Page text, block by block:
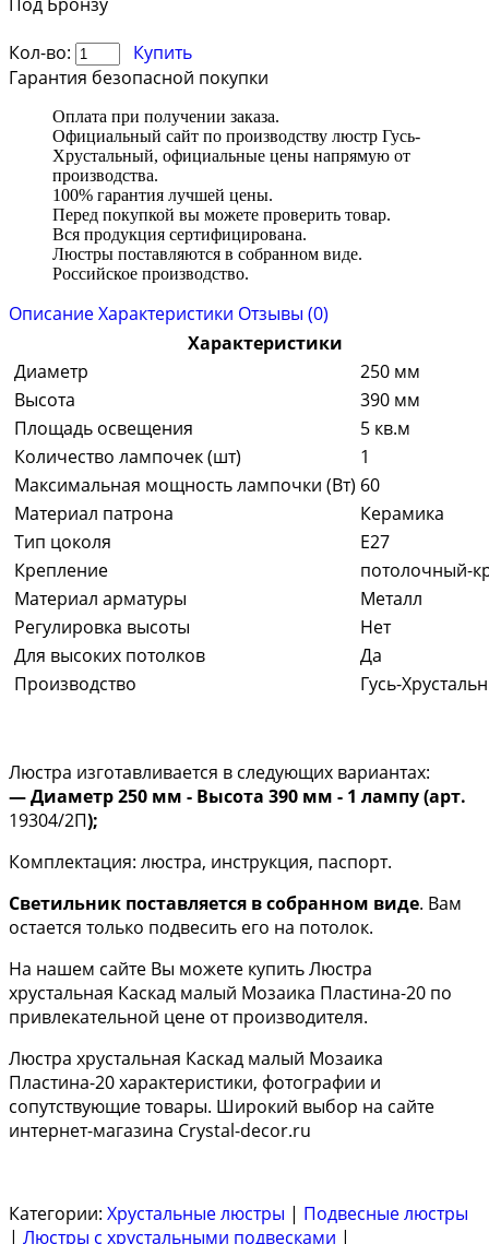
Кол-во:
Купить
Гарантия безопасной покупки
Оплата при получении заказа.
Официальный сайт по производству люстр Гусь-
Хрустальный, официальные цены напрямую от
производства.
100% гарантия лучшей цены.
Перед покупкой вы можете проверить товар.
Вся продукция сертифицирована.
Люстры поставляются в собранном виде.
Российское производство.
ОписаниеХарактеристики Отзывы (0)
Характеристики
Диаметр
250 мм
Высота
390 мм
Площадь освещения
5 кв.м
Количество лампочек (шт)
1
Максимальная мощность лампочки (Вт) 60
Материал патрона
Керамика
Тип цоколя
E27
Крепление
потолочный-
Материал арматуры
Металл
Регулировка высоты
Нет
Для высоких потолков
Да
Производство
Гусь-
Люстра изготавливается в следующих вариантах:
— Диаметр 250 мм - Высота 390 мм - 1 лампу (арт.
19304/2П);
Комплектация: люстра, инструкция, паспорт.
Светильник поставляется в собранном виде. Вам
остается только подвесить его на потолок.
На нашем сайте Вы можете купить Люстра
хрустальная Каскад малый Мозаика Пластина-20 по
привлекательной цене от производителя.
Люстра хрустальная Каскад малый Мозаика
Пластина-20 характеристики, фотографии и
сопутствующие товары. Широкий выбор на сайте
интернет-магазина Crystal-decor.ru
Категории: Хрустальные люстры | Подвесные люстры
| Люстры с хрустальными подвесками |